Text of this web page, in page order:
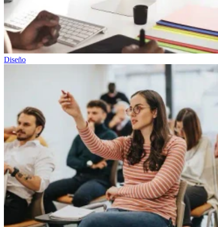
Diseño